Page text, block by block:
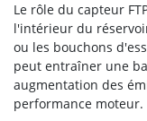
Le rôle du capteur
l'intérieur du
ou les bouchons
peut entraîner une
augmentation des
performance moteur.